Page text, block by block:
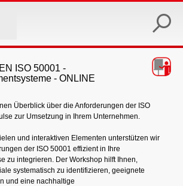
ISO 50001 -
- ONLINE
Überblick über die Anforderungen der ISO
zur Umsetzung in Ihrem Unternehmen.
und interaktiven Elementen unterstützen wir
der ISO 50001 effizient in Ihre
zu integrieren. Der Workshop hilft Ihnen,
systematisch zu identifizieren, geeignete
und eine nachhaltige